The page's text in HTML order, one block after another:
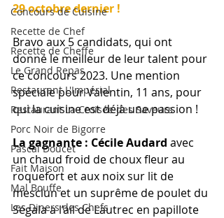
Concours de Cuisine
Recette de Chef
Recette de Cheffe
Le Grand Repas
Restaurant L'Impérial
Restaurant La Croisée des Saveurs
Porc Noir de Bigorre
Pascal Doucet
Fait Maison
Mal Bouffe
Les Diners des Chefs
29 octobre dernier !
Bravo aux 5 candidats, qui ont
donné le meilleur de leur talent pour
ce concours 2023. Une mention
spéciale pour Valentin, 11 ans, pour
qui la cuisine est déjà une passion !
La gagnante : Cécile Audard avec
un chaud froid de choux fleur au
roquefort et aux noix sur lit de
mesclun et un suprême de poulet du
Ségala a l’ail de Lautrec en papillote